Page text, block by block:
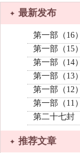
最新发布
第一部（16）
第一部（15）
第一部（14）
第一部（13）
第一部（12）
第一部（11）
第二十七封
推荐文章